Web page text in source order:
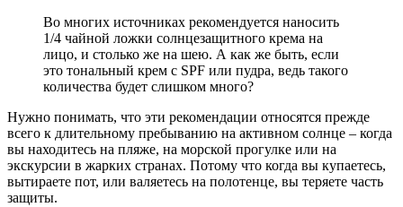
Во многих источниках рекомендуется наносить
1/4 чайной ложки солнцезащитного крема на
лицо, и столько же на шею. А как же быть, если
это тональный крем с SPF или пудра, ведь такого
количества будет слишком много?
Нужно понимать, что эти рекомендации относятся прежде
всего к длительному пребыванию на активном солнце – когда
вы находитесь на пляже, на морской прогулке или на
экскурсии в жарких странах. Потому что когда вы купаетесь,
вытираете пот, или валяетесь на полотенце, вы теряете часть
защиты.